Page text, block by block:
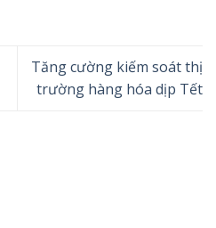
Tăng cường kiếm soát thị
trường hàng hóa dịp Tết